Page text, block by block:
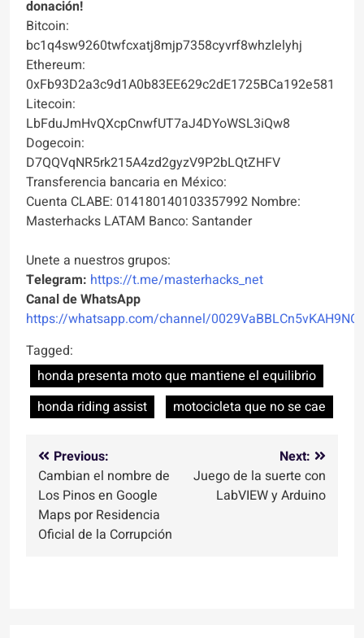
donación!
Bitcoin:
bc1q4sw9260twfcxatj8mjp7358cyvrf8whzlelyhj
Ethereum:
0xFb93D2a3c9d1A0b83EE629c2dE1725BCa192e581
Litecoin:
LbFduJmHvQXcpCnwfUT7aJ4DYoWSL3iQw8
Dogecoin:
D7QQVqNR5rk215A4zd2gyzV9P2bLQtZHFV
Transferencia bancaria en México:
Cuenta CLABE: 014180140103357992 Nombre:
Masterhacks LATAM Banco: Santander
Unete a nuestros grupos:
Telegram: https://t.me/masterhacks_net
Canal de WhatsApp
https://whatsapp.com/channel/
Tagged:
honda presenta moto que mantiene el equilibrio
honda riding assist
motocicleta que no se cae
Navegación
de
entradas
Previous:
Cambian el nombre de
Los Pinos en Google
Maps por Residencia
Oficial de la Corrupción
Next:
Juego de la suerte con
LabVIEW y Arduino